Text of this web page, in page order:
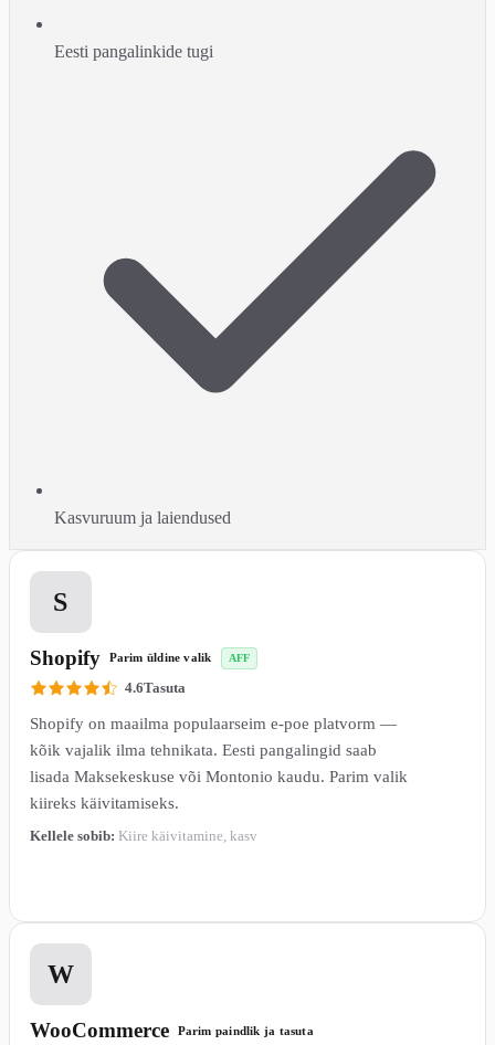
Eesti pangalinkide tugi
Kasvuruum ja laiendused
S
Shopify Parim üldine valik AFF
4.6Tasuta
Shopify on maailma populaarseim e-poe platvorm —
kõik vajalik ilma tehnikata. Eesti pangalingid saab
lisada Maksekeskuse või Montonio kaudu. Parim valik
kiireks käivitamiseks.
Kellele sobib: Kiire käivitamine, kasv
W
WooCommerce Parim paindlik ja tasuta